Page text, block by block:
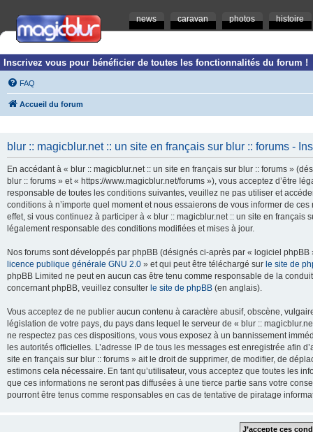
news caravan photos histoire
Inscrivez vous pour bénéficier de toutes les fonctionnalités du forum !
FAQ
Accueil du forum
blur :: magicblur.net :: un site en français sur blur :: forums -
En accédant à « blur :: magicblur.net :: un site en français sur blur :: forums »
blur :: forums » et « https://www.magicblur.net/forums »), vous acceptez d’être
responsable de toutes les conditions suivantes, veuillez ne pas utiliser et
conditions à n’importe quel moment et nous essaierons de vous informer de
effet, si vous continuez à participer à « blur :: magicblur.net :: un site en
légalement responsable des conditions modifiées et mises à jour.
Nos forums sont développés par phpBB (désignés ci-après par « logiciel
licence publique générale GNU 2.0 » et qui peut être téléchargé sur le site de
phpBB Limited ne peut en aucun cas être tenu comme responsable de la
concernant phpBB, veuillez consulter le site de phpBB (en anglais).
Vous acceptez de ne publier aucun contenu à caractère abusif, obscène,
législation de votre pays, du pays dans lequel le serveur de « blur ::
ne respectez pas ces dispositions, vous vous exposez à un bannissement
les autorités officielles. L’adresse IP de tous les messages est enregistrée afin
site en français sur blur :: forums » ait le droit de supprimer, de modifier, de
estimons cela nécessaire. En tant qu’utilisateur, vous acceptez que toutes les
que ces informations ne seront pas diffusées à une tierce partie sans votre
pourront être tenus comme responsables en cas de tentative de piratage